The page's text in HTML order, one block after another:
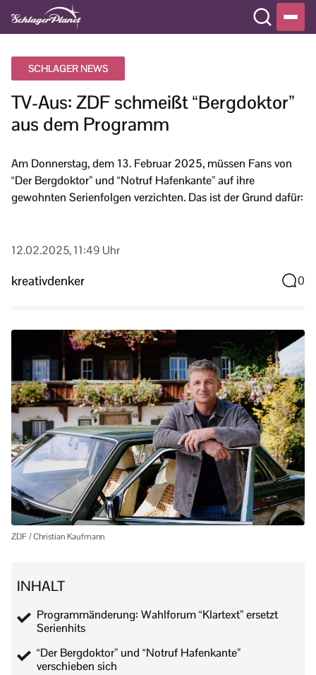
SCHLAGER NEWS
TV-Aus: ZDF schmeißt “Bergdoktor”
aus dem Programm
Am Donnerstag, dem 13. Februar 2025, müssen Fans von
“Der Bergdoktor” und “Notruf Hafenkante” auf ihre
gewohnten Serienfolgen verzichten. Das ist der Grund dafür:
12.02.2025, 11:49 Uhr
kreativdenker 0
ZDF / Christian Kaufmann
INHALT
Programmänderung: Wahlforum “Klartext” ersetzt
Serienhits
“Der Bergdoktor” und “Notruf Hafenkante”
verschieben sich